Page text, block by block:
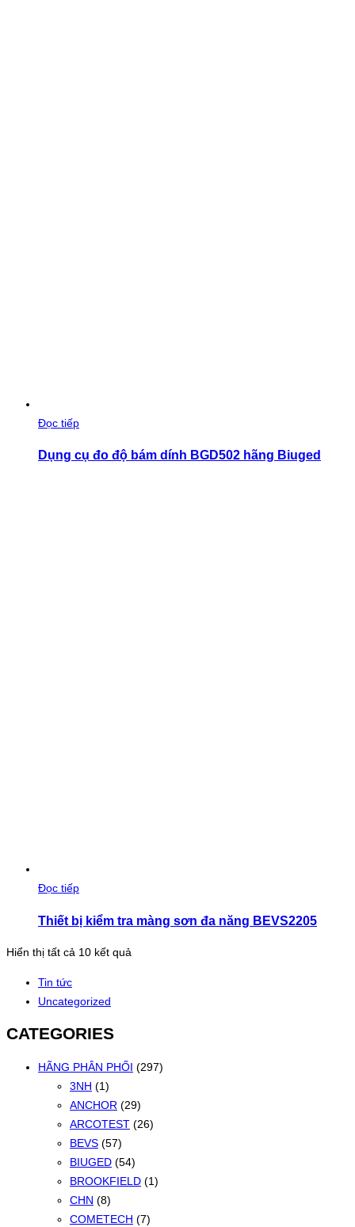
Đọc tiếp
Dụng cụ đo độ bám dính BGD502 hãng Biuged
Đọc tiếp
Thiết bị kiểm tra màng sơn đa năng BEVS2205
Hiển thị tất cả 10 kết quả
Tin tức
Uncategorized
CATEGORIES
HÃNG PHÂN PHỐI (297)
3NH (1)
ANCHOR (29)
ARCOTEST (26)
BEVS (57)
BIUGED (54)
BROOKFIELD (1)
CHN (8)
COMETECH (7)